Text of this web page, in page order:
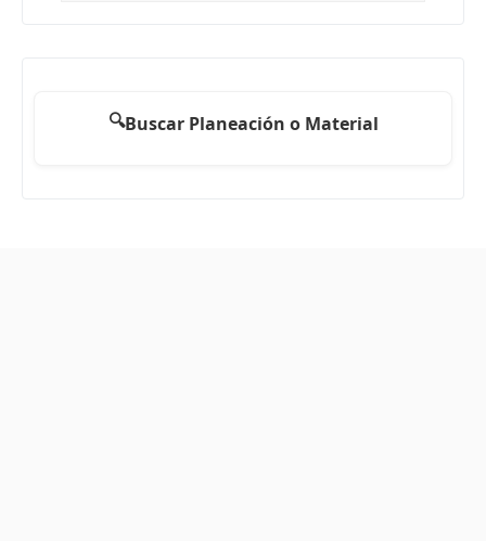
🔍Buscar Planeación o Material